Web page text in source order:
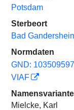
Potsdam
Sterbeort
Bad
Normdaten
GND:
VIAF
Mielcke, Karl